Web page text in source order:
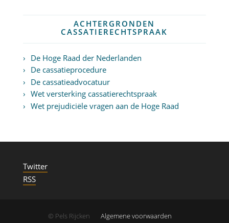
ACHTERGRONDEN
CASSATIERECHTSPRAAK
De Hoge Raad der Nederlanden
De cassatieprocedure
De cassatieadvocatuur
Wet versterking cassatierechtspraak
Wet prejudiciële vragen aan de Hoge Raad
Twitter
RSS
© Pels Rijcken
Algemene voorwaarden